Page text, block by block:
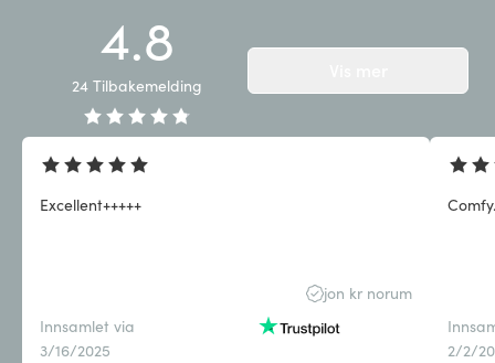
4.8
24 Tilbakemelding
Excellent+++++
jon kr norum
Innsamlet via
3/16/2025
2/2/